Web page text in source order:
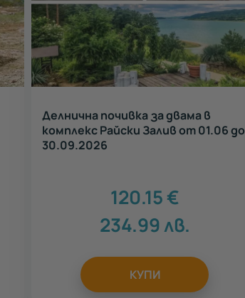
Делнична почивка за двама в
комплекс Райски Залив от 01.06 до
30.09.2026
120.15€
234.99лв.
КУПИ